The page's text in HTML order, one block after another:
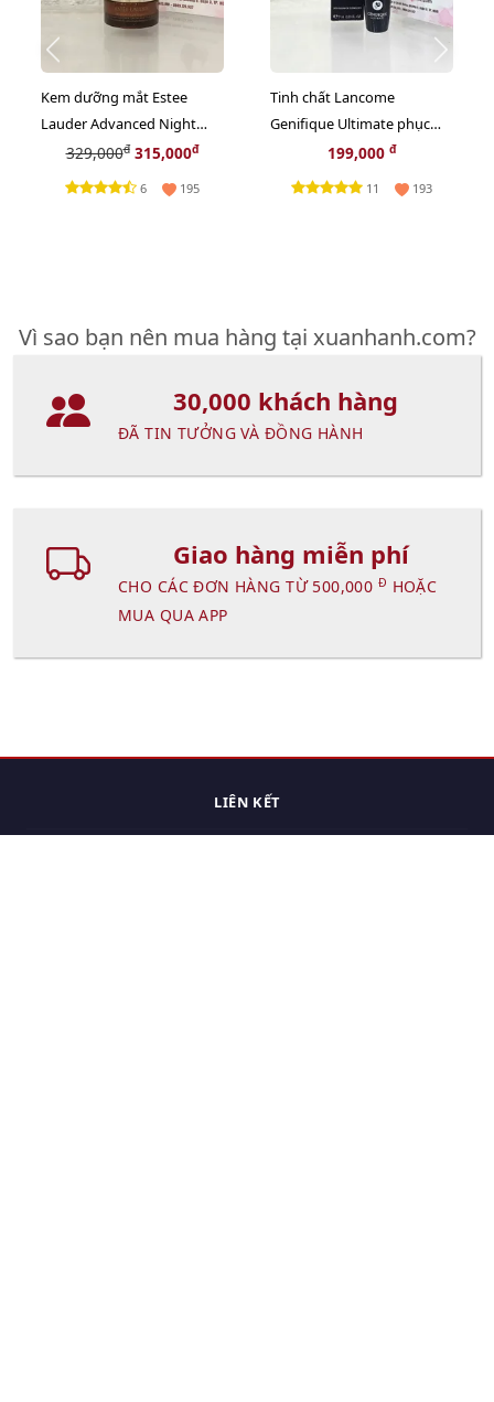
Kem dưỡng mắt Estee
Lauder Advanced Night
Repair Eye Gel-Creme Multi
- 5ml (New)
329,000đ315,000đ
6 195
Tinh chất Lancome
Genifique Ultimate phục
hồi tối ưu, trẻ hóa da, 7ml
(New)
199,000 đ
11 193
Vì sao bạn nên mua hàng tại xuanhanh.com?
30,000 khách hàng
ĐÃ TIN TƯỞNG VÀ ĐỒNG HÀNH
Giao hàng miễn phí
CHO CÁC ĐƠN HÀNG TỪ 500,000 Đ HOẶC
MUA QUA APP
LIÊN KẾT